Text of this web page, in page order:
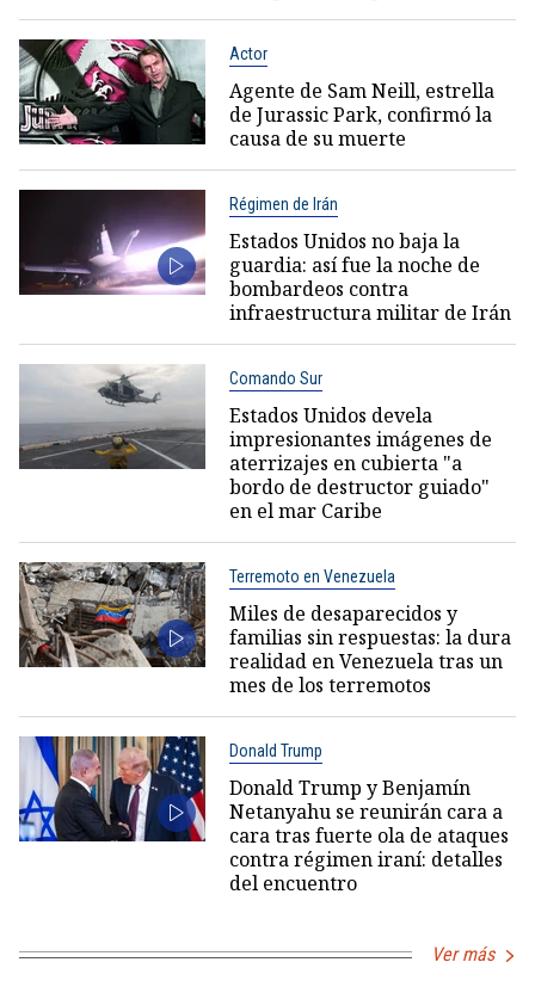
Actor
Agente de Sam Neill, estrella
de Jurassic Park, confirmó la
causa de su muerte
Régimen de Irán
Estados Unidos no baja la
guardia: así fue la noche de
bombardeos contra
infraestructura militar de Irán
Comando Sur
Estados Unidos devela
impresionantes imágenes de
aterrizajes en cubierta "a
bordo de destructor guiado"
en el mar Caribe
Terremoto en Venezuela
Miles de desaparecidos y
familias sin respuestas: la dura
realidad en Venezuela tras un
mes de los terremotos
Donald Trump
Donald Trump y Benjamín
Netanyahu se reunirán cara a
cara tras fuerte ola de ataques
contra régimen iraní: detalles
del encuentro
Ver más